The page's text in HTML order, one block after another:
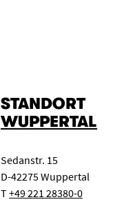
STANDORT
WUPPERTAL
Sedanstr. 15
D-42275 Wuppertal
T+49 221 28380-0